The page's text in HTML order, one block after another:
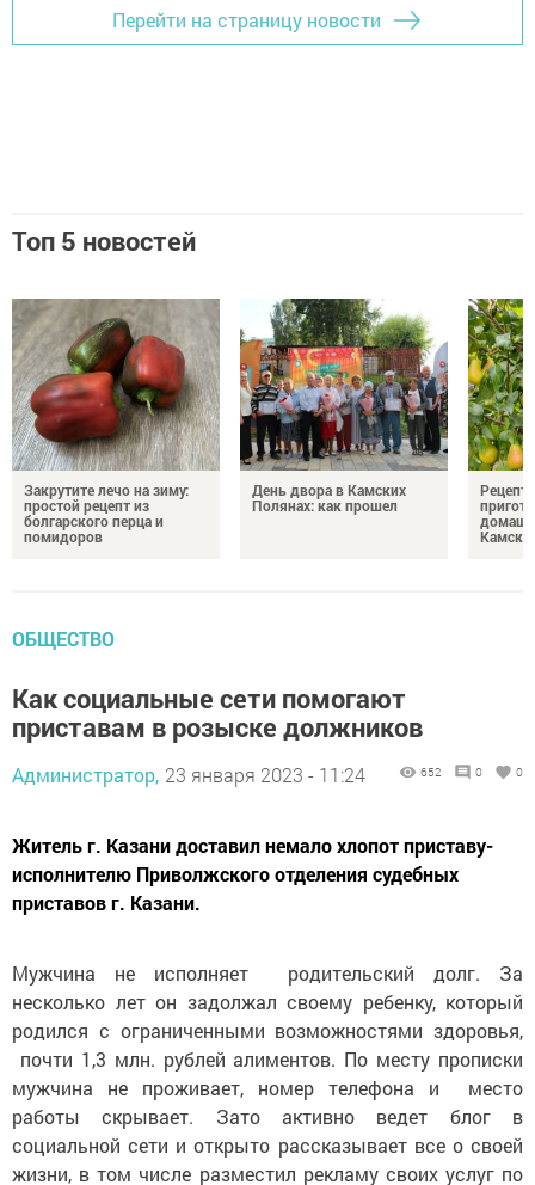
Перейти на страницу новости
Топ 5 новостей
Закрутите лечо на зиму:
простой рецепт из
болгарского перца и
помидоров
День двора в Камских
Полянах: как прошел
ОБЩЕСТВО
Как социальные сети помогают
приставам в розыске должников
Администратор, 23 января 2023 - 11:24 652 0 0
Житель г. Казани доставил немало хлопот приставу-
исполнителю Приволжского отделения судебных
приставов г. Казани.
Мужчина не исполняет родительский долг. За
несколько лет он задолжал своему ребенку, который
родился с ограниченными возможностями здоровья,
почти 1,3 млн. рублей алиментов. По месту прописки
мужчина не проживает, номер телефона и место
работы скрывает. Зато активно ведет блог в
социальной сети и открыто рассказывает все о своей
жизни, в том числе разместил рекламу своих услуг по